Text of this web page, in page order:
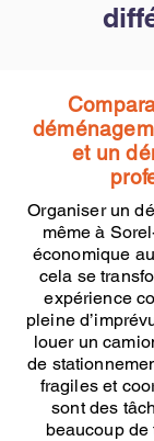
et un
Organiser un
même à
économique
cela se
expérience
pleine
louer un
de
fragiles et
sont des
beaucoup de